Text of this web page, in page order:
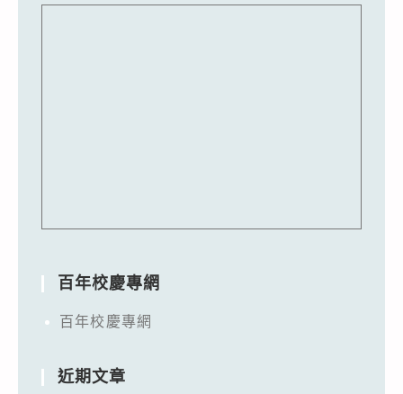
百年校慶專網
百年校慶專網
近期文章